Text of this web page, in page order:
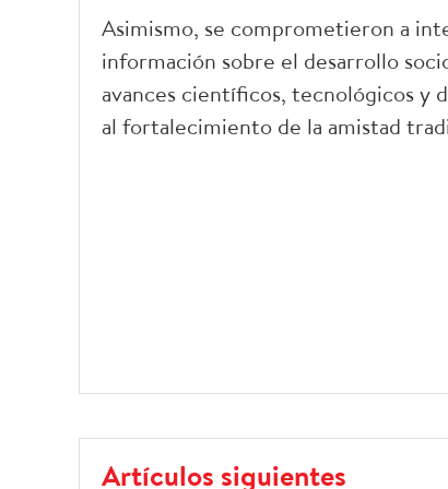
Asimismo, se comprometieron a
información sobre el desarrollo
avances científicos, tecnológicos y
al fortalecimiento de la amistad
Artículos siguientes